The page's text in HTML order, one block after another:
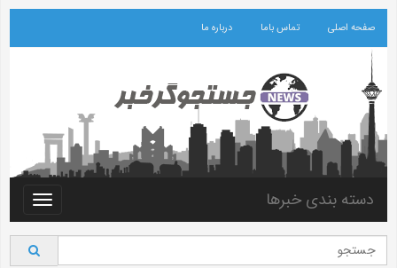
صفحه اصلی تماس باما درباره ما
Toggle
دسته بندی خبرها